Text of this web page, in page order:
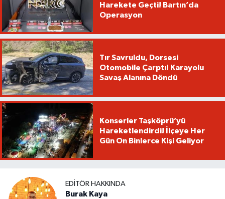
Harekete Geçti! Bartın’da
Operasyon
Tır Savruldu, Dorsesi
Otomobile Çarptı! Karayolu
Savaş Alanına Döndü
Konserler Taşköprü’yü
Hareketlendirdi! İlçeye Her
Gün On Binlerce Kişi Geliyor
EDITÖR HAKKINDA
Burak Kaya